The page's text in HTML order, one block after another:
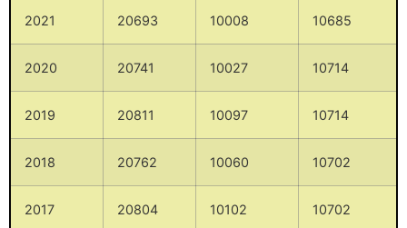
2021 20693 10008 10685
2020 20741 10027 10714
2019 20811 10097 10714
2018 20762 10060 10702
2017 20804 10102 10702